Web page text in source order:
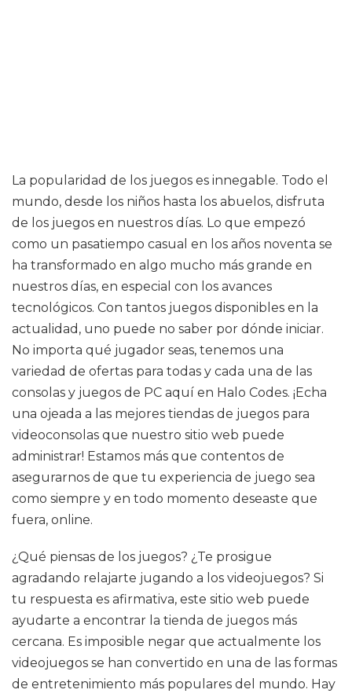
La popularidad de los juegos es innegable. Todo el
mundo, desde los niños hasta los abuelos, disfruta
de los juegos en nuestros días. Lo que empezó
como un pasatiempo casual en los años noventa se
ha transformado en algo mucho más grande en
nuestros días, en especial con los avances
tecnológicos. Con tantos juegos disponibles en la
actualidad, uno puede no saber por dónde iniciar.
No importa qué jugador seas, tenemos una
variedad de ofertas para todas y cada una de las
consolas y juegos de PC aquí en Halo Codes. ¡Echa
una ojeada a las mejores tiendas de juegos para
videoconsolas que nuestro sitio web puede
administrar! Estamos más que contentos de
asegurarnos de que tu experiencia de juego sea
como siempre y en todo momento deseaste que
fuera, online.
¿Qué piensas de los juegos? ¿Te prosigue
agradando relajarte jugando a los videojuegos? Si
tu respuesta es afirmativa, este sitio web puede
ayudarte a encontrar la tienda de juegos más
cercana. Es imposible negar que actualmente los
videojuegos se han convertido en una de las formas
de entretenimiento más populares del mundo. Hay